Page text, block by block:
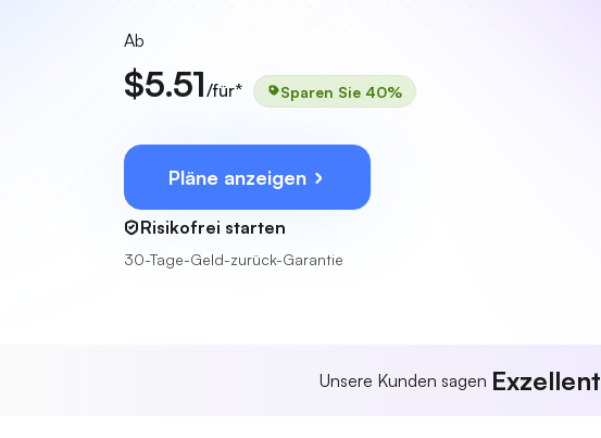
Ab
$5.51/für* Sparen Sie 40%
Pläne anzeigen
Risikofrei starten
30-Tage-Geld-zurück-Garantie
Unsere Kunden sagen Exzellent